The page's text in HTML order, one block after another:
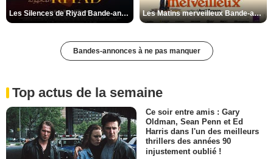
Les Silences de Riyad Bande-annonce VO STFR Les Matins merveilleux Bande-annonce VF
Bandes-annonces à ne pas manquer
Top actus de la semaine
Ce soir entre amis : Gary
Oldman, Sean Penn et Ed
Harris dans l'un des meilleurs
thrillers des années 90
injustement oublié !